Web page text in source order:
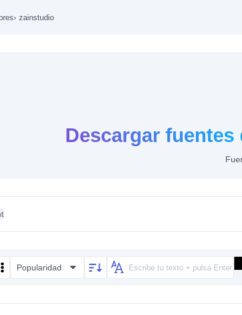
› zainstudio
Descargar
Popularidad